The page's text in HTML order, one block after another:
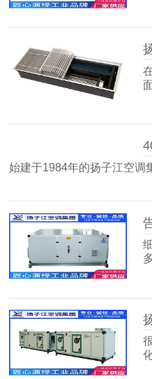
始建于1984年的扬子江空调